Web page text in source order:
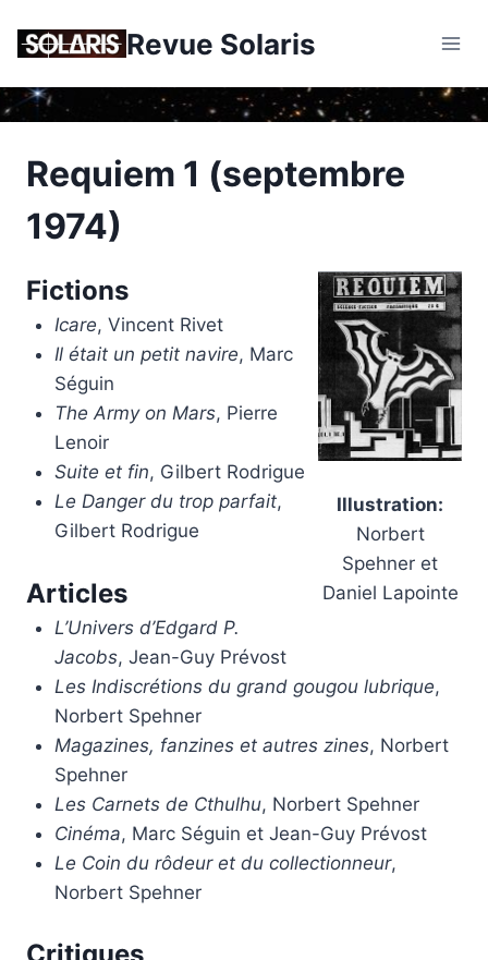
Revue Solaris
Requiem 1 (septembre
1974)
Illustration:
Norbert
Spehner et
Daniel Lapointe
Fictions
Icare, Vincent Rivet
Il était un petit navire, Marc
Séguin
The Army on Mars, Pierre
Lenoir
Suite et fin, Gilbert Rodrigue
Le Danger du trop parfait,
Gilbert Rodrigue
Articles
L’Univers d’Edgard P.
Jacobs, Jean-Guy Prévost
Les Indiscrétions du grand gougou lubrique,
Norbert Spehner
Magazines, fanzines et autres zines, Norbert
Spehner
Les Carnets de Cthulhu, Norbert Spehner
Cinéma, Marc Séguin et Jean-Guy Prévost
Le Coin du rôdeur et du collectionneur,
Norbert Spehner